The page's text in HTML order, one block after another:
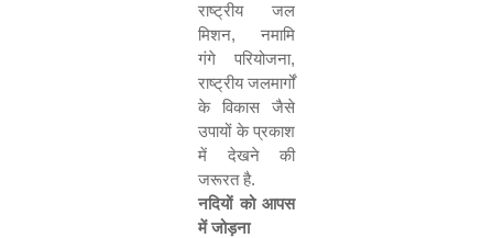
राष्ट्रीय जल
मिशन, नमामि
गंगे परियोजना,
राष्ट्रीय जलमार्गों
के विकास जैसे
उपायों के प्रकाश
में देखने की
जरूरत है.
नदियों को आपस
में जोड़ना